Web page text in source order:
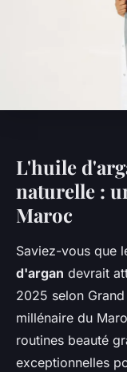
L'huile
naturelle :
Maroc
Saviez-vous que
d'argan devrait
2025 selon
millénaire du
routines beauté
exceptionnelles